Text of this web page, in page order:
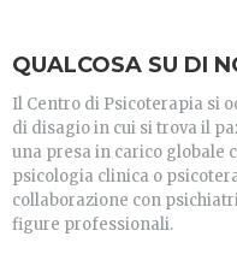
QUALCOSA SU DI
Il Centro di Psicoterapia si
di disagio in cui si trova il
una presa in carico globale
psicologia clinica o
collaborazione con
figure professionali.